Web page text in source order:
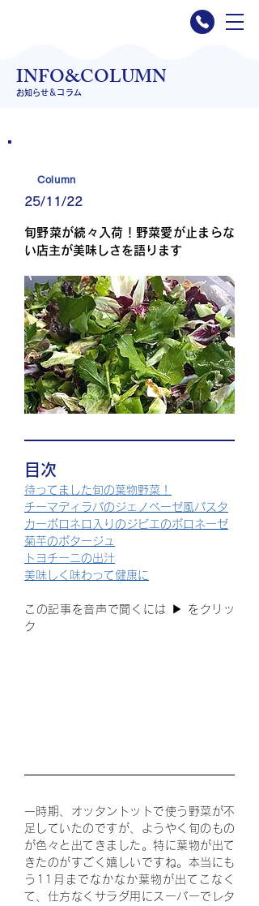
INFO&COLUMN
​お知らせ＆コラム
Column
25/11/22
旬野菜が続々入荷！野菜愛が止まらな
い店主が美味しさを語ります
目次
待ってました旬の葉物野菜！
チーマディラパのジェノベーゼ風パスタ
カーボロネロ入りのジビエのボロネーゼ
菊芋のポタージュ
トヨチーニの出汁
美味しく味わって健康に
この記事を音声で聞くには ▶ をクリッ
ク
一時期、オッタントットで使う野菜が不
足していたのですが、ようやく旬のもの
が色々と出てきました。特に葉物が出て
きたのがすごく嬉しいですね。本当にも
う11月までなかなか葉物が出てこなく
て、仕方なくサラダ用にスーパーでレタ